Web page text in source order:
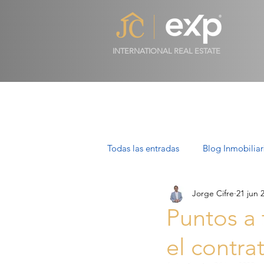
INTERNATIONAL REAL ESTATE
Todas las entradas Blog
Propiedades de Lujo en Mallorca
Villas en Mallorca: Lujo, Estilo
Puntos
el
Jorge Cifre 21 jun